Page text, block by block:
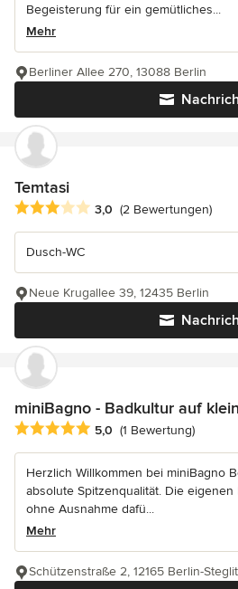
Begeisterung für ein gemütliches...
Mehr
Berliner Allee 270, 13088 Berlin
Temtasi
Durchschnittliche Bewertung: 3 von
3,0 (2 Bewertungen)
Dusch-WC
Neue Krugallee 39, 12435 Berlin
miniBagno - Badkultur auf
Durchschnittliche Bewertung: 5 von
5,0 (1 Bewertung)
Herzlich Willkommen bei miniBagno
absolute Spitzenqualität. Die
ohne Ausnahme dafü...
Mehr
Schützenstraße 2, 12165 Berlin-